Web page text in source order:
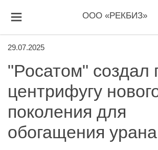
ООО «РЕКБИЗ»
29.07.2025
"Росатом" создал
центрифугу
поколения для
обогащения урана